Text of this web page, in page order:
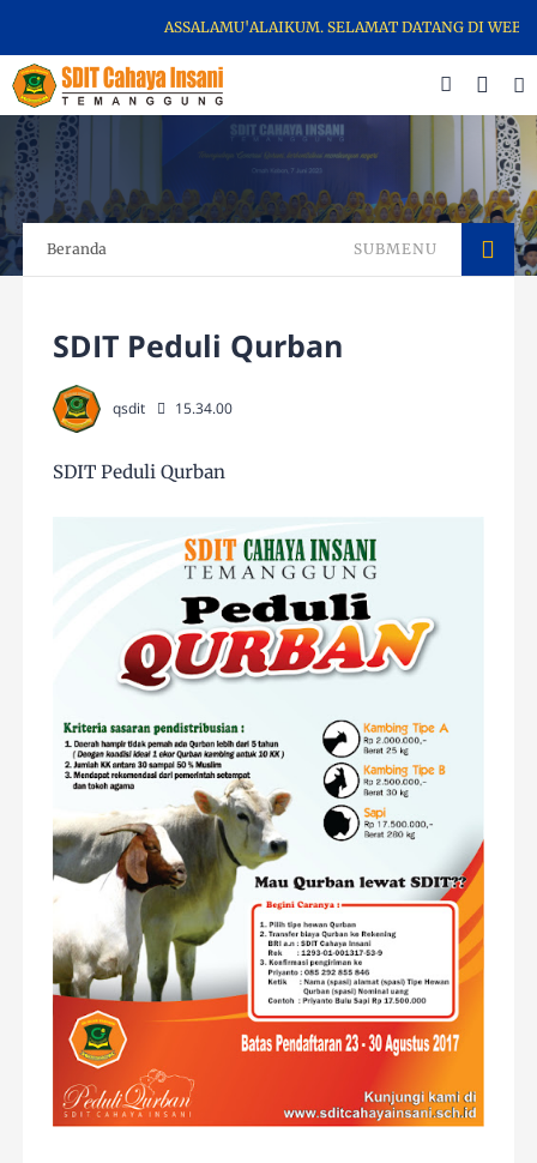
ASSALAMU'ALAIKUM. SELAMAT DATANG DI
Beranda SUBMENU
SDIT Peduli Qurban
qsdit 15.34.00
SDIT Peduli Qurban